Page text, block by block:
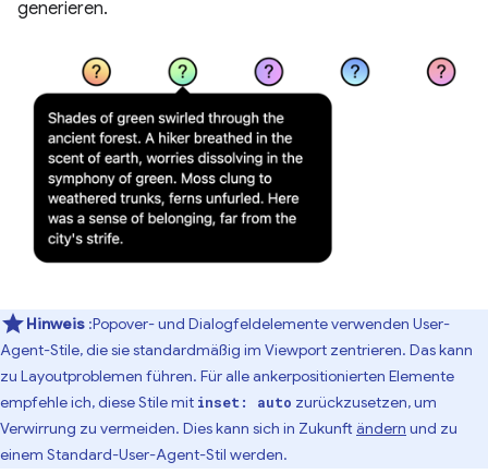
generieren.
Hinweis :Popover- und Dialogfeldelemente verwenden User-
Agent-Stile, die sie standardmäßig im Viewport zentrieren. Das kann
zu Layoutproblemen führen. Für alle ankerpositionierten Elemente
empfehle ich, diese Stile mit inset: auto zurückzusetzen, um
Verwirrung zu vermeiden. Dies kann sich in Zukunft ändern und zu
einem Standard-User-Agent-Stil werden.